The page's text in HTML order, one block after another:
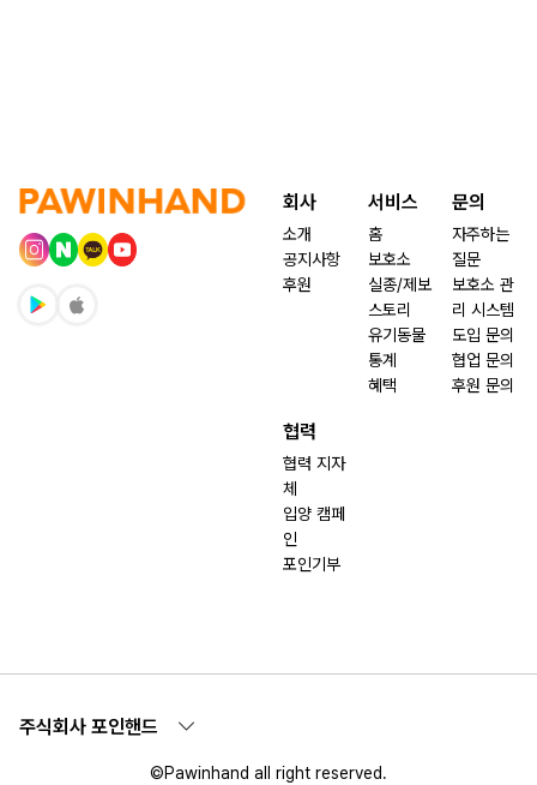
회사
소개
공지사항
후원
서비스
홈
보호소
실종/제보
스토리
유기동물
통계
혜택
문의
자주하는
질문
보호소 관
리 시스템
도입 문의
협업 문의
후원 문의
협력
협력 지자
체
입양 캠페
인
포인기부
주식회사 포인핸드
©Pawinhand all right reserved.